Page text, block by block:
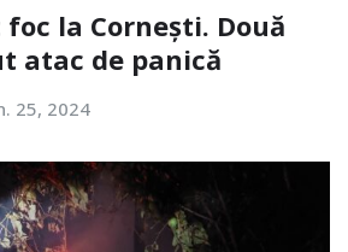
la Cornești. Două
atac de panică
25, 2024